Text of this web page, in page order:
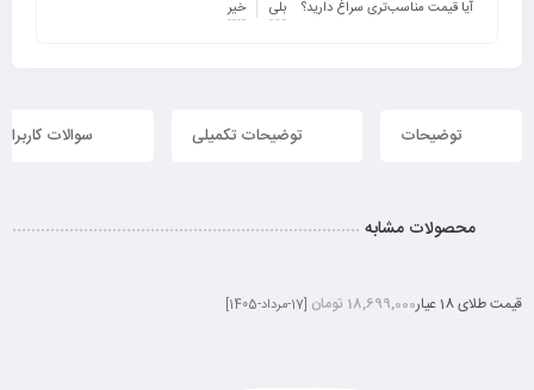
آیا قیمت مناسب‌تری سراغ دارید؟ بلی خیر
توضیحات توضیحات تکمیلی سوالات کاربران
محصولات مشابه
قیمت طلای 18 عیار 18,699,000 تومان [17-مرداد-1405]